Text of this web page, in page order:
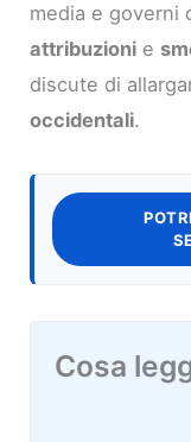
media e governi
attribuzioni e
discute di
occidentali.
Cosa